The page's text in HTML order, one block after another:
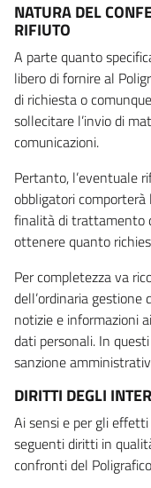
NATURA DEL
RIFIUTO
A parte quanto
libero di fornire al
di richiesta o
sollecitare l’invio di
comunicazioni.
Pertanto, l’eventuale
obbligatori comporterà
finalità di trattamento
ottenere quanto
Per completezza va
dell’ordinaria gestione
notizie e informazioni
dati personali. In
sanzione
DIRITTI DEGLI
Ai sensi e per gli effetti
seguenti diritti in
confronti del